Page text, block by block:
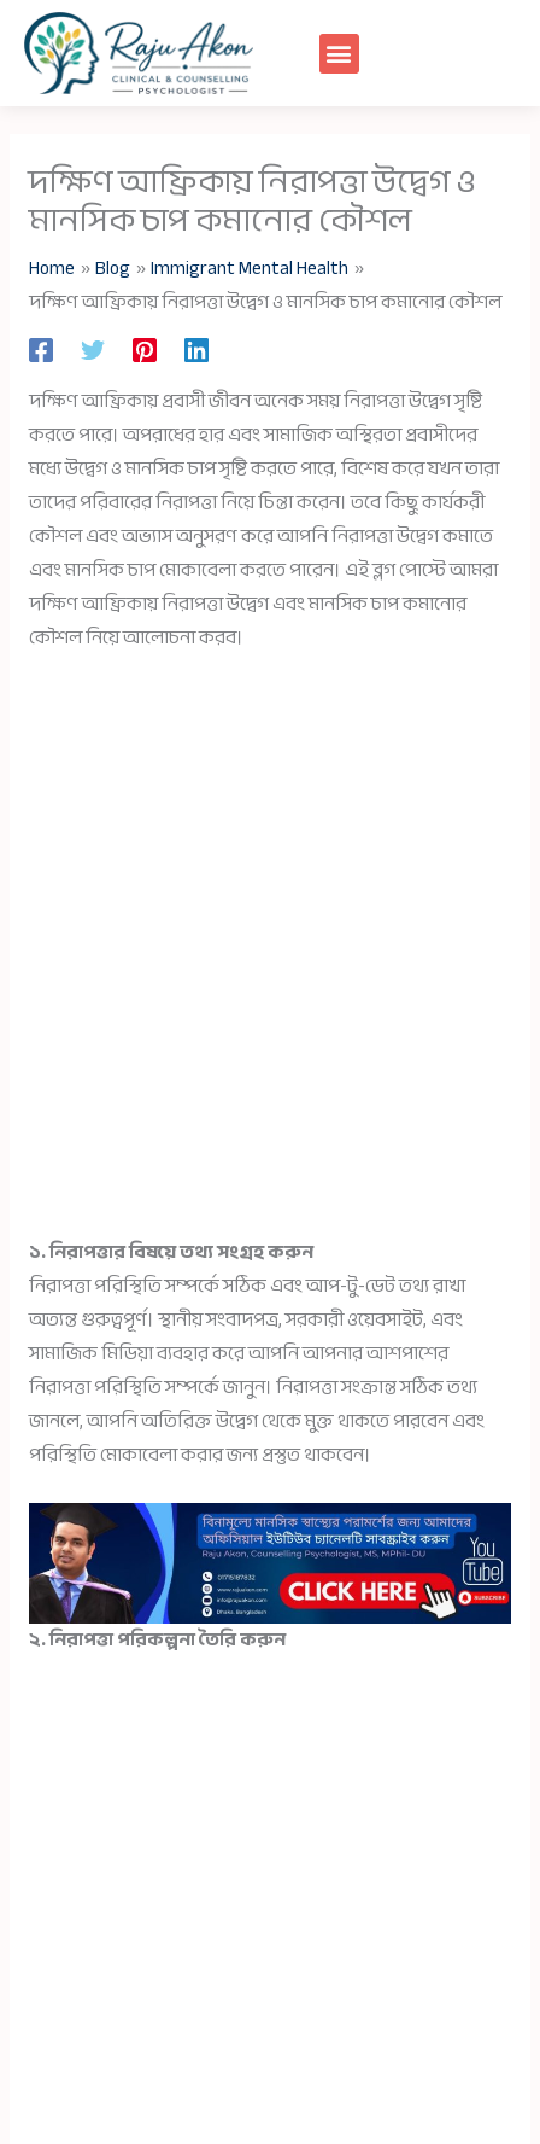
content
দক্ষিণ আফ্রিকায় নিরাপত্তা উদ্বেগ ও
মানসিক চাপ কমানোর কৌশল
Home Blog
Immigrant Mental Health
দক্ষিণ আফ্রিকায় নিরাপত্তা উদ্বেগ ও মানসিক চাপ কমানোর কৌশল
দক্ষিণ আফ্রিকায় প্রবাসী জীবন অনেক সময় নিরাপত্তা উদ্বেগ সৃষ্টি
করতে পারে। অপরাধের হার এবং সামাজিক অস্থিরতা প্রবাসীদের
মধ্যে উদ্বেগ ও মানসিক চাপ সৃষ্টি করতে পারে, বিশেষ করে যখন তারা
তাদের পরিবারের নিরাপত্তা নিয়ে চিন্তা করেন। তবে কিছু কার্যকরী
কৌশল এবং অভ্যাস অনুসরণ করে আপনি নিরাপত্তা উদ্বেগ কমাতে
এবং মানসিক চাপ মোকাবেলা করতে পারেন। এই ব্লগ পোস্টে আমরা
দক্ষিণ আফ্রিকায় নিরাপত্তা উদ্বেগ এবং মানসিক চাপ কমানোর
কৌশল নিয়ে আলোচনা করব।
১. নিরাপত্তার বিষয়ে তথ্য সংগ্রহ করুন
নিরাপত্তা পরিস্থিতি সম্পর্কে সঠিক এবং আপ-টু-ডেট তথ্য রাখা
অত্যন্ত গুরুত্বপূর্ণ। স্থানীয় সংবাদপত্র, সরকারী ওয়েবসাইট, এবং
সামাজিক মিডিয়া ব্যবহার করে আপনি আপনার আশপাশের
নিরাপত্তা পরিস্থিতি সম্পর্কে জানুন। নিরাপত্তা সংক্রান্ত সঠিক তথ্য
জানলে, আপনি অতিরিক্ত উদ্বেগ থেকে মুক্ত থাকতে পারবেন এবং
পরিস্থিতি মোকাবেলা করার জন্য প্রস্তুত থাকবেন।
২. নিরাপত্তা পরিকল্পনা তৈরি করুন